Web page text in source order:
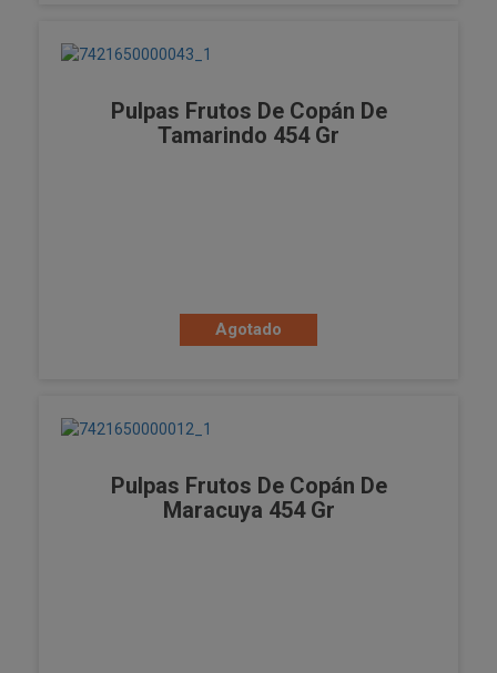
Pulpas Frutos De Copán De
Tamarindo 454 Gr
Agotado
Pulpas Frutos De Copán De
Maracuya 454 Gr